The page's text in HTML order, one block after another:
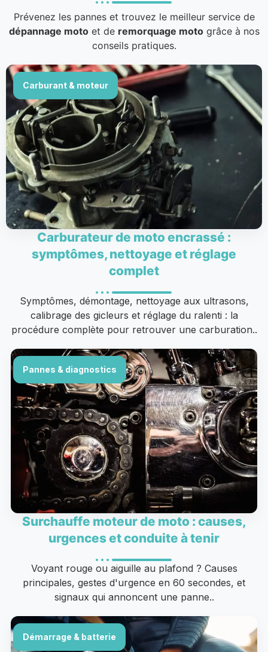
Prévenez les pannes et trouvez le meilleur service de
dépannage motoet de remorquage motogrâce à nos
conseils pratiques.
Carburant & moteur
Carburateur de moto encrassé :
symptômes, nettoyage et réglage
complet
Symptômes, démontage, nettoyage aux ultrasons,
calibrage des gicleurs et réglage du ralenti : la
procédure complète pour retrouver une carburation..
Pannes & diagnostics
Surchauffe moteur de moto : causes,
urgences et conduite à tenir
Voyant rouge ou aiguille au plafond ? Causes
principales, gestes d'urgence en 60 secondes, et
signaux qui annoncent une panne..
Démarrage & batterie